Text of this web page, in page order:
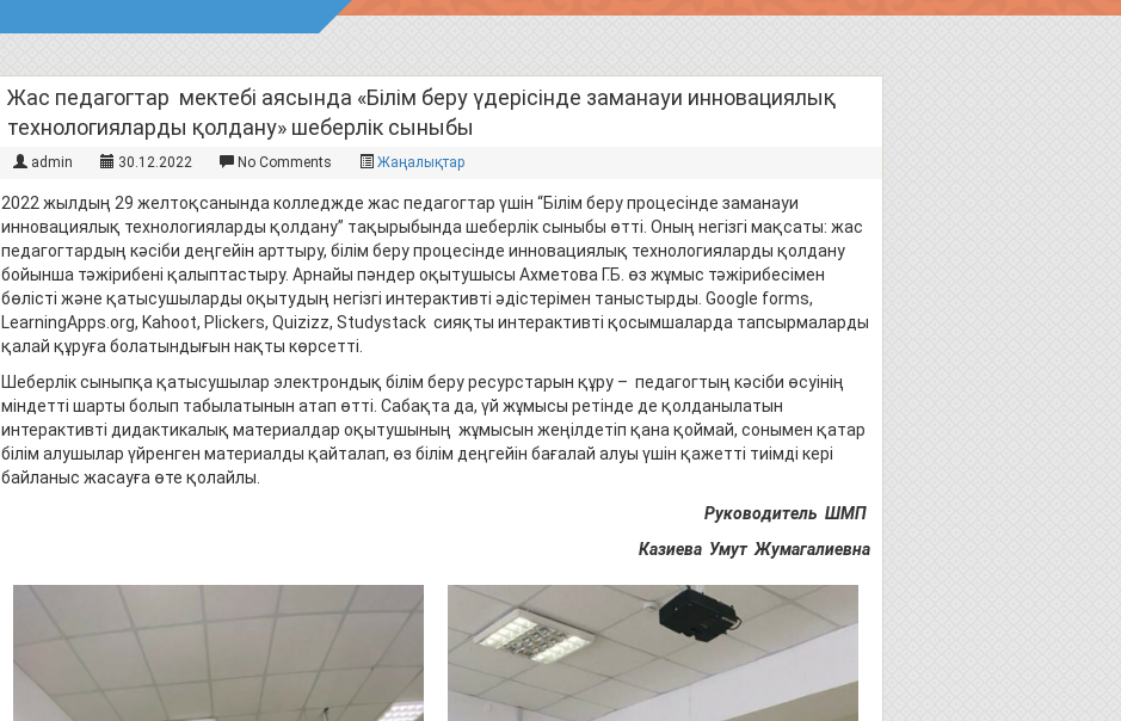
Жас педагогтар мектебі аясында «Білім беру үдерісінде заманауи инновациялық
технологияларды қолдану» шеберлік сыныбы
admin 30.12.2022 No Comments Жаңалықтар
2022 жылдың 29 желтоқсанында колледжде жас педагогтар үшін “Білім беру процесінде заманауи
инновациялық технологияларды қолдану” тақырыбында шеберлік сыныбы өтті. Оның негізгі мақсаты: жас
педагогтардың кәсіби деңгейін арттыру, білім беру процесінде инновациялық технологияларды қолдану
бойынша тәжірибені қалыптастыру. Арнайы пәндер оқытушысы Ахметова Г.Б. өз жұмыс тәжірибесімен
бөлісті және қатысушыларды оқытудың негізгі интерактивті әдістерімен таныстырды. Google forms,
LearningApps.org, Kahoot, Plickers, Quizizz, Studystack сияқты интерактивті қосымшаларда тапсырмаларды
қалай құруға болатындығын нақты көрсетті.
Шеберлік сыныпқа қатысушылар электрондық білім беру ресурстарын құру – педагогтың кәсіби өсуінің
міндетті шарты болып табылатынын атап өтті. Сабақта да, үй жұмысы ретінде де қолданылатын
интерактивті дидактикалық материалдар оқытушының жұмысын жеңілдетіп қана қоймай, сонымен қатар
білім алушылар үйренген материалды қайталап, өз білім деңгейін бағалай алуы үшін қажетті тиімді кері
байланыс жасауға өте қолайлы.
Руководитель ШМП
Казиева Умут Жумагалиевна